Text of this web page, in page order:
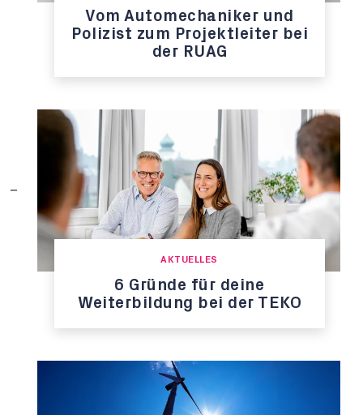
Vom Automechaniker und
Polizist zum Projektleiter bei
der RUAG
AKTUELLES
6 Gründe für deine
Weiterbildung bei der TEKO